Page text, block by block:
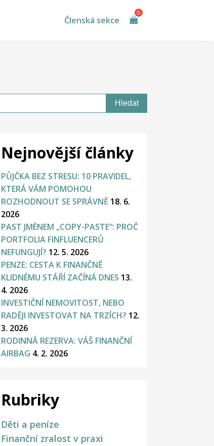
Členská sekce
Nejnovější články
PŮJČKA BEZ STRESU: 10 PRAVIDEL,
KTERÁ VÁM POMOHOU
ROZHODNOUT SE SPRÁVNĚ 18. 6.
2026
PAST JMÉNEM „COPY-PASTE“: PROČ
PORTFOLIA FINFLUENCERŮ
NEFUNGUJÍ? 12. 5. 2026
PENZE: CESTA K FINANČNĚ
KLIDNÉMU STÁŘÍ ZAČÍNÁ DNES 13.
4. 2026
INVESTIČNÍ NEMOVITOST, NEBO
RADĚJI INVESTOVAT NA TRZÍCH? 12.
3. 2026
RODINNÁ REZERVA: VÁŠ FINANČNÍ
AIRBAG 4. 2. 2026
Rubriky
Děti a peníze
Finanční zralost v praxi